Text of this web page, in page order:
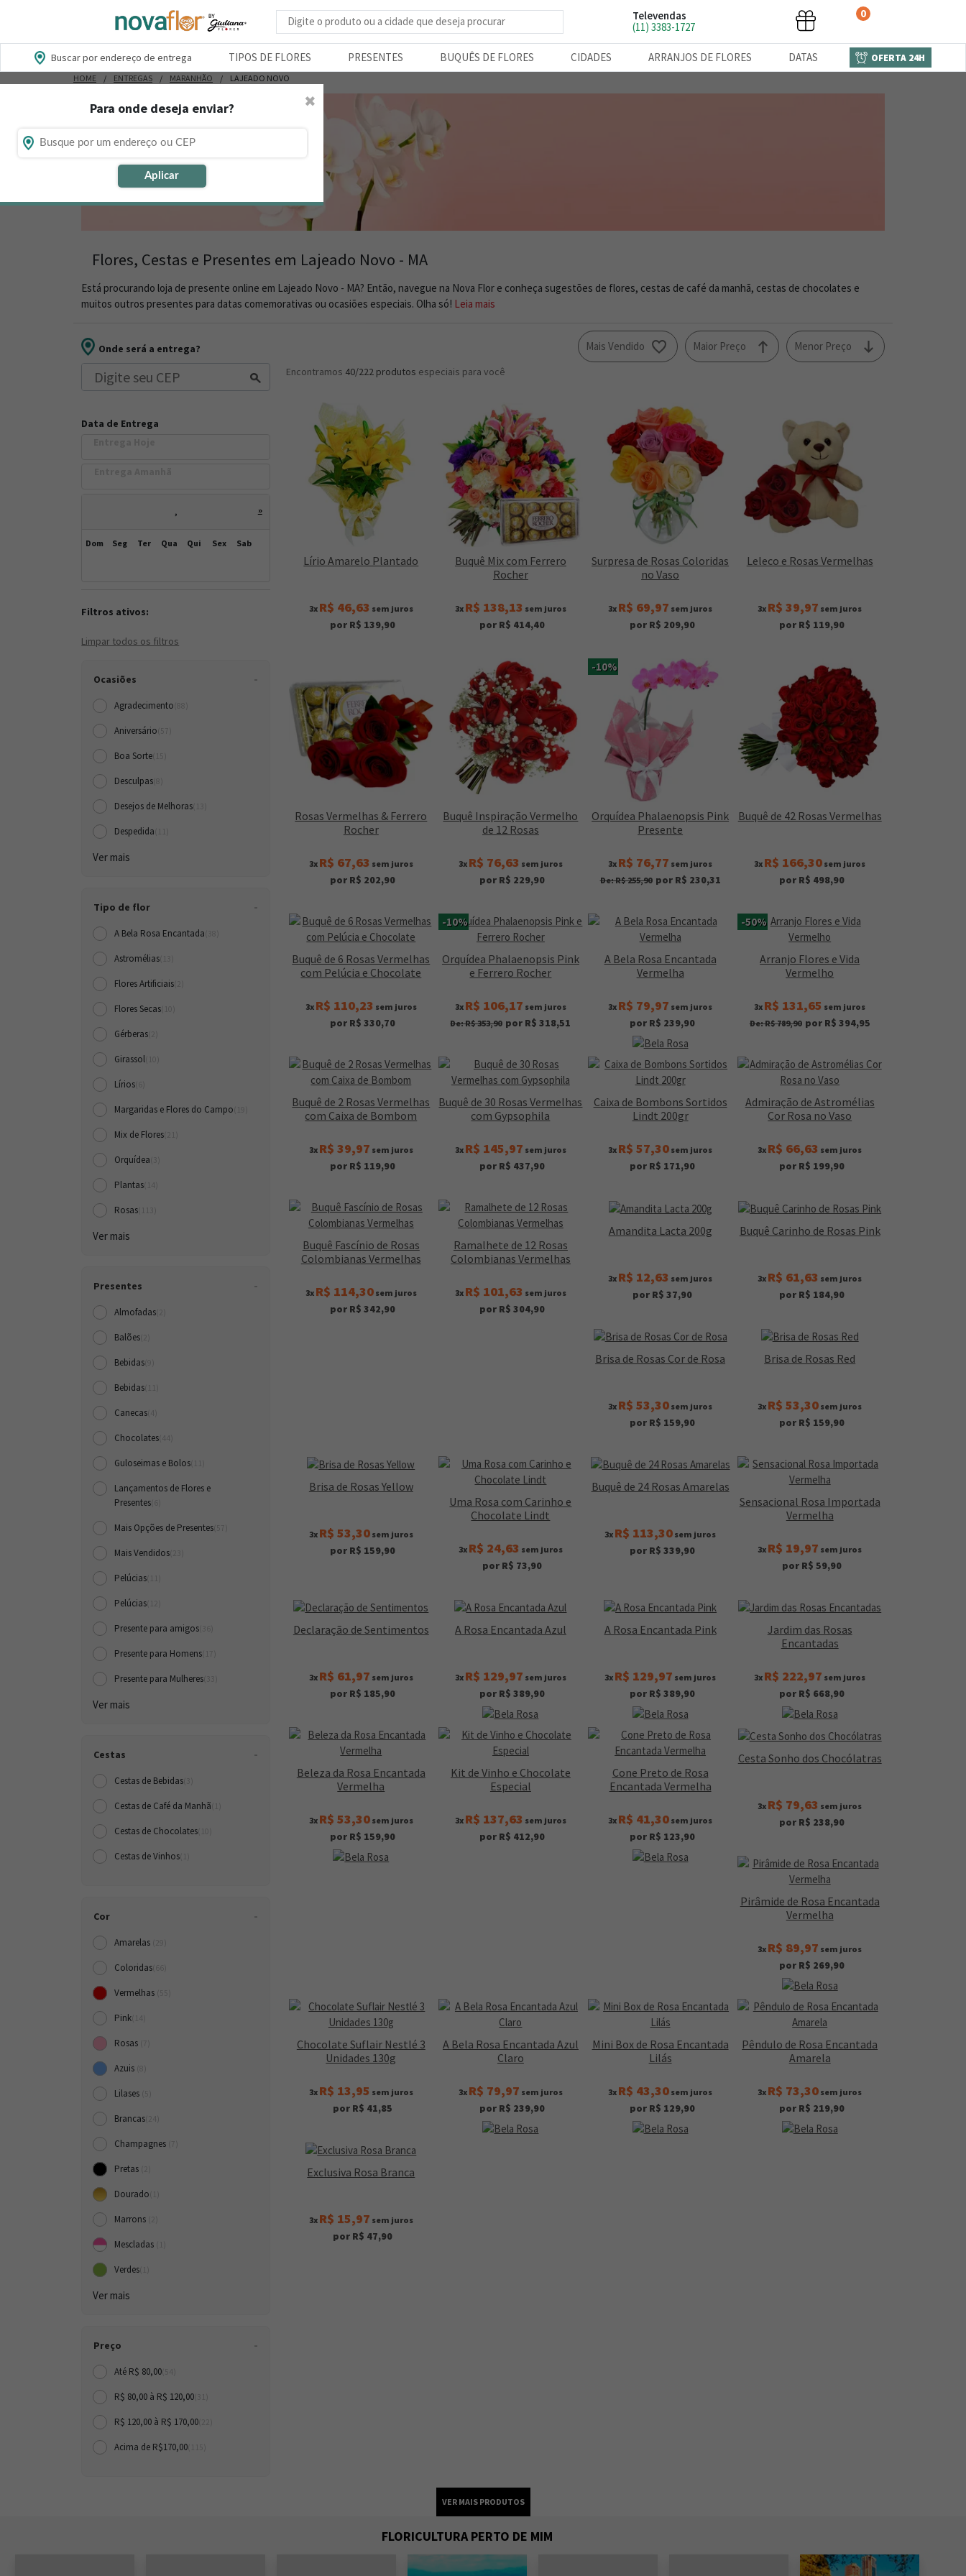
Busca de produtos
Televendas
(11) 3383-1727
0
Buscar por endereço de entrega TIPOS DE FLORES PRESENTES BUQUÊS DE FLORES CIDADES ARRANJOS DE FLORES DATAS OFERTA 24H
Para onde deseja enviar?
Aplicar
✖
HOME ENTREGAS MARANHÃO LAJEADO NOVO
Flores, Cestas e Presentes em Lajeado Novo - MA
Está procurando loja de presente online em Lajeado Novo - MA? Então, navegue na Nova Flor e conheça sugestões de flores, cestas de café da manhã, cestas de chocolates e
muitos outros presentes para datas comemorativas ou ocasiões especiais. Olha só! Leia mais
Onde será a entrega?
Data de Entrega
, »
Dom Seg Ter Qua Qui Sex Sab
Filtros ativos:
Limpar todos os filtros
Ocasiões
Agradecimento
Aniversário
Boa Sorte
Desculpas
Desejos de Melhoras
Despedida
Ver mais
Tipo de flor
A Bela Rosa Encantada
Astromélias
Flores Artificiais
Flores Secas
Gérberas
Girassol
Lírios
Margaridas e Flores do Campo
Mix de Flores
Orquídea
Plantas
Rosas
Ver mais
Presentes
Almofadas
Balões
Bebidas
Bebidas
Canecas
Chocolates
Guloseimas e Bolos
Lançamentos de Flores e
Presentes
Mais Opções de Presentes
Mais Vendidos
Pelúcias
Pelúcias
Presente para amigos
Presente para Homens
Presente para Mulheres
Ver mais
Cestas
Cestas de Bebidas
Cestas de Café da Manh
Cestas de Chocolates
Cestas de Vinhos
Cor
Amarelas
Coloridas
Vermelhas
Pink
Rosas
Azuis
Lilases
Brancas
Champagnes
Pretas
Dourado
Marrons
Mescladas
Verdes
Ver mais
Preço
Até R$ 80,00
R$ 80,00 à R$ 120,00
R$ 120,00 à R$ 170,00
Acima de R$170,00
Menor Preço
Maior Preço
Mais Vendido
Encontramos 40/222 produtos especiais para você
Lírio Amarelo Plantado
3x R$ 46,63 sem juros
por R$ 139,90
Buquê Mix com Ferrero
Rocher
3x R$ 138,13 sem juros
por R$ 414,40
Surpresa de Rosas Coloridas
no Vaso
3x R$ 69,97 sem juros
por R$ 209,90
Leleco e Rosas Vermelhas
3x R$ 39,97 sem juros
por R$ 119,90
Rosas Vermelhas & Ferrero
Rocher
3x R$ 67,63 sem juros
por R$ 202,90
Buquê Inspiração Vermelho
de 12 Rosas
3x R$ 76,63 sem juros
por R$ 229,90
-10%
Orquídea Phalaenopsis Pink
Presente
3x R$ 76,77 sem juros
De: R$ 255,90 por R$ 230,31
Buquê de 42 Rosas Vermelhas
3x R$ 166,30 sem juros
por R$ 498,90
Buquê de 6 Rosas Vermelhas
com Pelúcia e Chocolate
3x R$ 110,23 sem juros
por R$ 330,70
-10%
Orquídea Phalaenopsis Pink
e Ferrero Rocher
3x R$ 106,17 sem juros
De: R$ 353,90 por R$ 318,51
A Bela Rosa Encantada
Vermelha
3x R$ 79,97 sem juros
por R$ 239,90
-50%
Arranjo Flores e Vida
Vermelho
3x R$ 131,65 sem juros
De: R$ 789,90 por R$ 394,95
Buquê de 2 Rosas Vermelhas
com Caixa de Bombom
3x R$ 39,97 sem juros
por R$ 119,90
Buquê de 30 Rosas Vermelhas
com Gypsophila
3x R$ 145,97 sem juros
por R$ 437,90
Caixa de Bombons Sortidos
Lindt 200gr
3x R$ 57,30 sem juros
por R$ 171,90
Admiração de Astromélias
Cor Rosa no Vaso
3x R$ 66,63 sem juros
por R$ 199,90
Buquê Fascínio de Rosas
Colombianas Vermelhas
3x R$ 114,30sem juros
por R$ 342,90
Ramalhete de 12 Rosas
Colombianas Vermelhas
3x R$ 101,63 sem juros
por R$ 304,90
Amandita Lacta 200g
3x R$ 12,63 sem juros
por R$ 37,90
Buquê Carinho de Rosas Pink
3x R$ 61,63 sem juros
por R$ 184,90
Brisa de Rosas Cor de Rosa
3x R$ 53,30 sem juros
por R$ 159,90
Brisa de Rosas Red
3x R$ 53,30 sem juros
por R$ 159,90
Brisa de Rosas Yellow
3x R$ 53,30sem juros
por R$ 159,90
Uma Rosa com Carinho e
Chocolate Lindt
3x R$ 24,63 sem juros
por R$ 73,90
Buquê de 24 Rosas Amarelas
3x R$ 113,30 sem juros
por R$ 339,90
Sensacional Rosa Importada
Vermelha
3x R$ 19,97 sem juros
por R$ 59,90
Declaração de Sentimentos
3x R$ 61,97 sem juros
por R$ 185,90
A Rosa Encantada Azul
3x R$ 129,97 sem juros
por R$ 389,90
A Rosa Encantada Pink
3x R$ 129,97 sem juros
por R$ 389,90
Jardim das Rosas
Encantadas
3x R$ 222,97 sem juros
por R$ 668,90
Beleza da Rosa Encantada
Vermelha
3x R$ 53,30sem juros
por R$ 159,90
Kit de Vinho e Chocolate
Especial
3x R$ 137,63 sem juros
por R$ 412,90
Cone Preto de Rosa
Encantada Vermelha
3x R$ 41,30 sem juros
por R$ 123,90
Cesta Sonho dos Chocólatras
3x R$ 79,63 sem juros
por R$ 238,90
Pirâmide de Rosa Encantada
Vermelha
3x R$ 89,97 sem juros
por R$ 269,90
Chocolate Suflair Nestlé 3
Unidades 130g
3x R$ 13,95 sem juros
por R$ 41,85
A Bela Rosa Encantada Azul
Claro
3x R$ 79,97 sem juros
por R$ 239,90
Mini Box de Rosa Encantada
Lilás
3x R$ 43,30 sem juros
por R$ 129,90
Pêndulo de Rosa Encantada
Amarela
3x R$ 73,30 sem juros
por R$ 219,90
Exclusiva Rosa Branca
3x R$ 15,97 sem juros
por R$ 47,90
FLORICULTURA PERTO DE MIM